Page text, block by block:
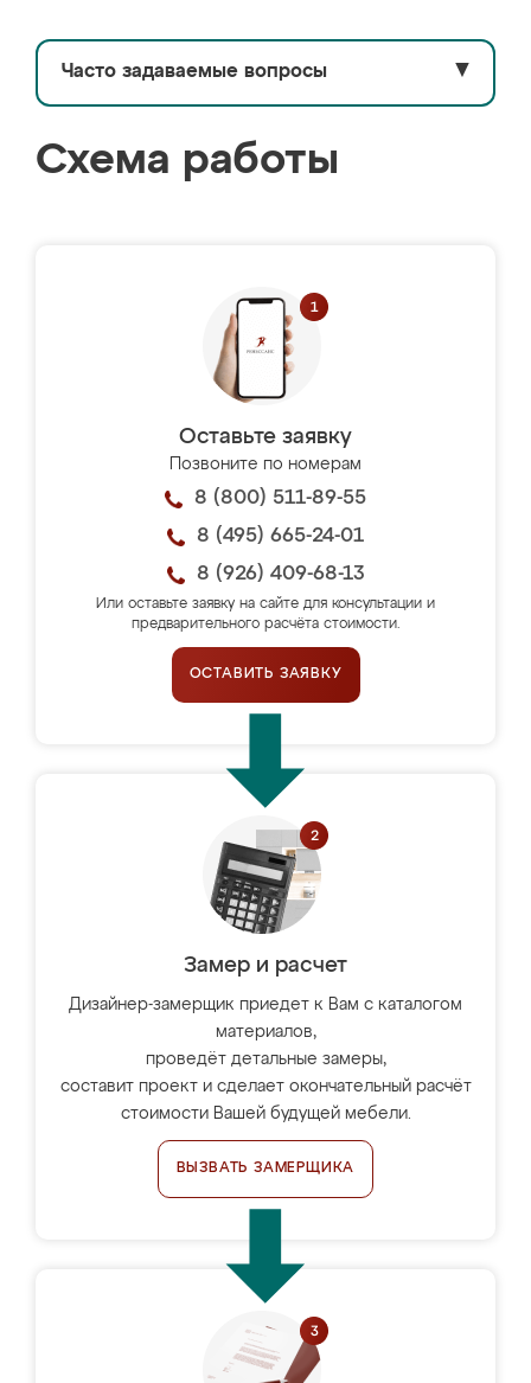
Часто задаваемые вопросы ▼
Схема работы
Оставьте заявку
Позвоните по номерам
8 (800) 511-89-55
8 (495) 665-24-01
8 (926) 409-68-13
Или оставьте заявку на сайте для консультации и
предварительного расчёта стоимости.
ОСТАВИТЬ ЗАЯВКУ
Замер и расчет
Дизайнер-замерщик приедет к Вам с каталогом
материалов,
проведёт детальные замеры,
составит проект и сделает окончательный расчёт
стоимости Вашей будущей мебели.
ВЫЗВАТЬ ЗАМЕРЩИКА